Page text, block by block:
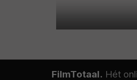
FilmTotaal. Hét